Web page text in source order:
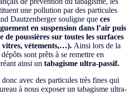
une pollution par des particules
Dautzenberger souligne que ces
en suspension dans l’air puis
de poussières sur toutes les surfaces
vitres, vétements,…). Ainsi lors de la
sont prêts à se remettre en
ainsi un tabagisme ultra-passif.
avec des particules très fines qui
à nous exposer un tabagisme ultra-